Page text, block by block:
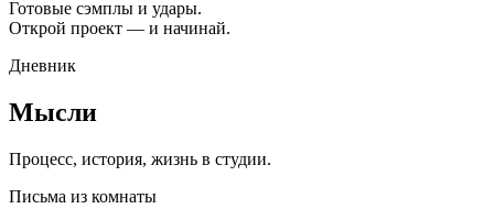
Готовые сэмплы и удары.
Открой проект — и начинай.
Дневник
Мысли
Процесс, история, жизнь в студии.
Письма из комнаты